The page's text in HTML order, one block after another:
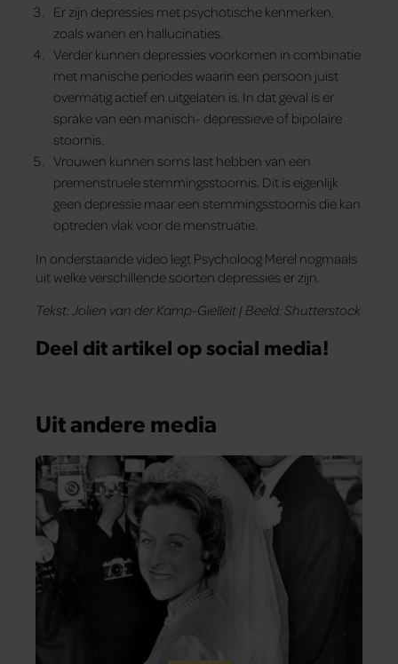
Er zijn depressies met psychotische kenmerken,
zoals wanen en hallucinaties.
Verder kunnen depressies voorkomen in combinatie
met manische periodes waarin een persoon juist
overmatig actief en uitgelaten is. In dat geval is er
sprake van een manisch- depressieve of bipolaire
stoornis.
Vrouwen kunnen soms last hebben van een
premenstruele stemmingsstoornis. Dit is eigenlijk
geen depressie maar een stemmingsstoornis die kan
optreden vlak voor de menstruatie.
In onderstaande video legt Psycholoog Merel nogmaals
uit welke verschillende soorten depressies er zijn.
Tekst: Jolien van der Kamp-Gielleit | Beeld: Shutterstock
Deel dit artikel op social media!
Uit andere media